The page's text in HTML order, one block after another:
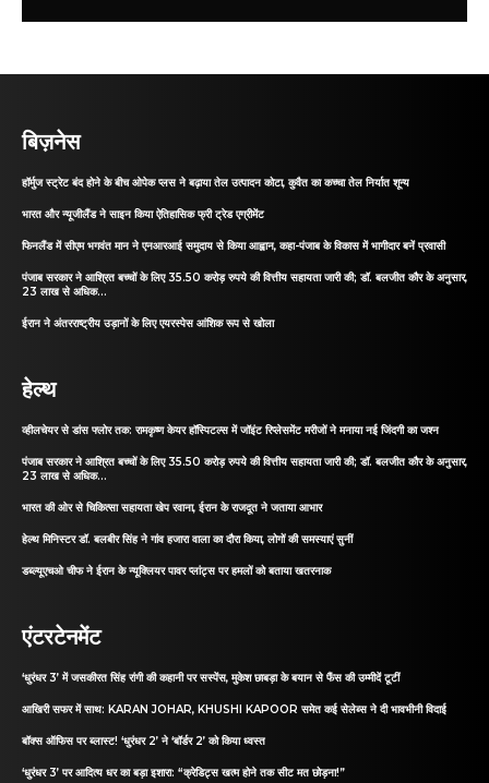
बिज़नेस
हॉर्मुज स्ट्रेट बंद होने के बीच ओपेक प्लस ने बढ़ाया तेल उत्पादन कोटा, कुवैत का कच्चा तेल निर्यात शून्य
भारत और न्यूजीलैंड ने साइन किया ऐतिहासिक फ्री ट्रेड एग्रीमेंट
फिनलैंड में सीएम भगवंत मान ने एनआरआई समुदाय से किया आह्वान, कहा-पंजाब के विकास में भागीदार बनें प्रवासी
पंजाब सरकार ने आश्रित बच्चों के लिए 35.50 करोड़ रुपये की वित्तीय सहायता जारी की; डॉ. बलजीत कौर के अनुसार,
23 लाख से अधिक...
ईरान ने अंतरराष्ट्रीय उड़ानों के लिए एयरस्पेस आंशिक रूप से खोला
हेल्थ
व्हीलचेयर से डांस फ्लोर तक: रामकृष्ण केयर हॉस्पिटल्स में जॉइंट रिप्लेसमेंट मरीजों ने मनाया नई जिंदगी का जश्न
पंजाब सरकार ने आश्रित बच्चों के लिए 35.50 करोड़ रुपये की वित्तीय सहायता जारी की; डॉ. बलजीत कौर के अनुसार,
23 लाख से अधिक...
भारत की ओर से चिकित्सा सहायता खेप रवाना, ईरान के राजदूत ने जताया आभार
हेल्थ मिनिस्टर डॉ. बलबीर सिंह ने गांव हजारा वाला का दौरा किया, लोगों की समस्याएं सुनीं
डब्ल्यूएचओ चीफ ने ईरान के न्यूक्लियर पावर प्लांट्स पर हमलों को बताया खतरनाक
एंटरटेनमेंट
‘धुरंधर 3’ में जसकीरत सिंह रांगी की कहानी पर सस्पेंस, मुकेश छाबड़ा के बयान से फैंस की उम्मीदें टूटीं
आखिरी सफर में साथ: KARAN JOHAR, KHUSHI KAPOOR समेत कई सेलेब्स ने दी भावभीनी विदाई
बॉक्स ऑफिस पर ब्लास्ट! ‘धुरंधर 2’ ने ‘बॉर्डर 2’ को किया ध्वस्त
‘धुरंधर 3’ पर आदित्य धर का बड़ा इशारा: “क्रेडिट्स खत्म होने तक सीट मत छोड़ना!”